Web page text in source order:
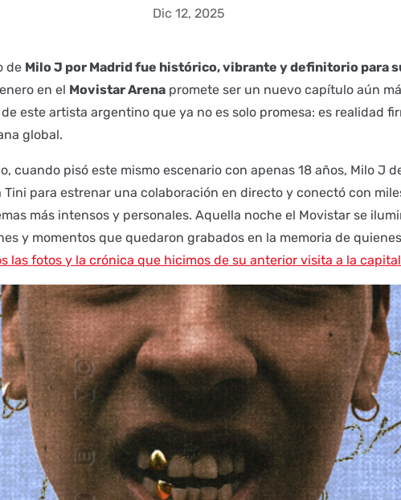
Dic 12, 2025
de Milo J por Madrid fue histórico, vibrante y definitorio para
en el Movistar Arena promete ser un nuevo capítulo aún
este artista argentino que ya no es solo promesa: es realidad
global.
cuando pisó este mismo escenario con apenas 18 años, Milo J
Tini para estrenar una colaboración en directo y conectó con
más intensos y personales. Aquella noche el Movistar se
y momentos que quedaron grabados en la memoria de
las fotos y la crónica que hicimos de su anterior visita a la capital